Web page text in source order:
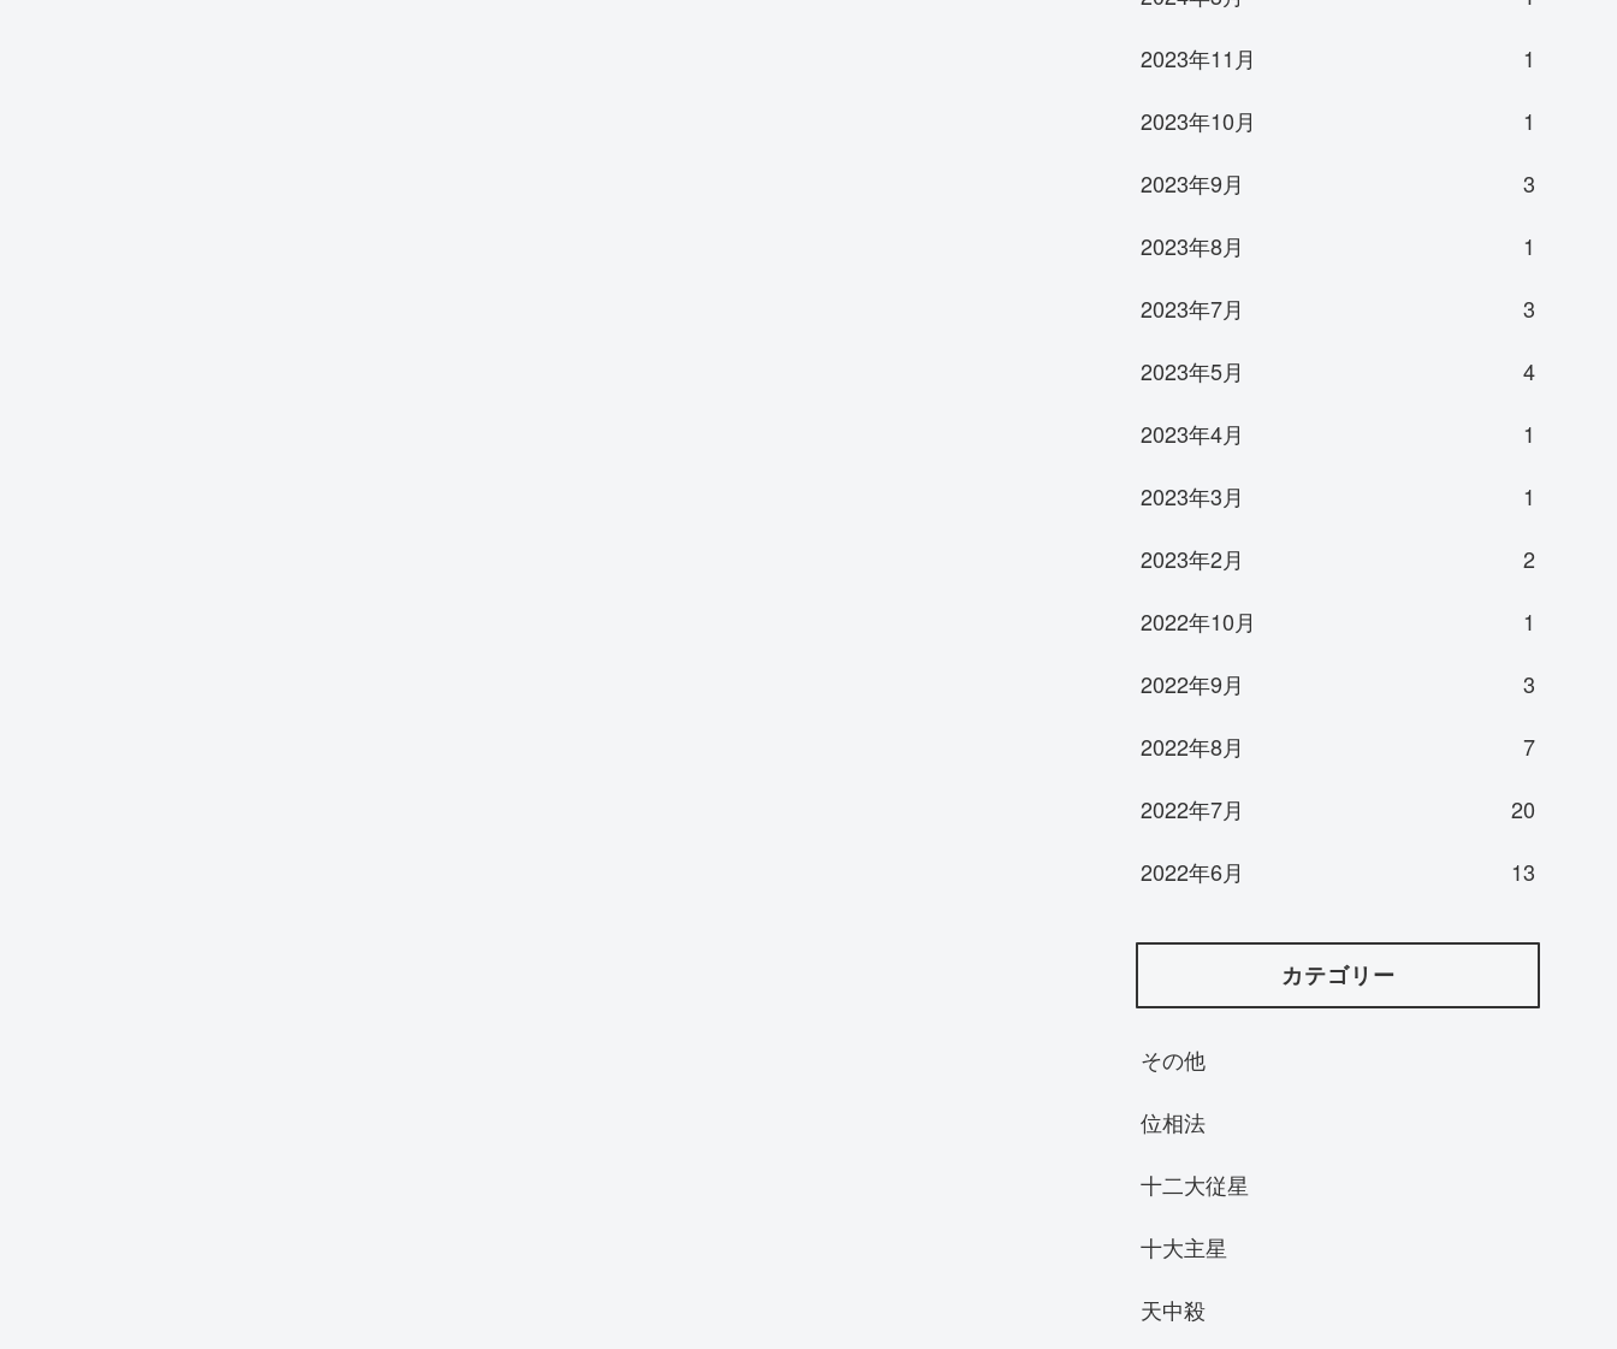
2023年11月
1
2023年10月
1
2023年9月
3
2023年8月
1
2023年7月
3
2023年5月
4
2023年4月
1
2023年3月
1
2023年2月
2
2022年10月
1
2022年9月
3
2022年8月
7
2022年7月
20
2022年6月
13
カテゴリー
その他
位相法
十二大従星
十大主星
天中殺